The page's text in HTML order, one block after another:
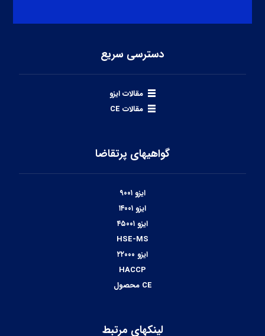
دسترسی سریع
مقالات ایزو
مقالات CE
گواهیهای پرتقاضا
ایزو ۹۰۰۱
ایزو ۱۴۰۰۱
ایزو ۴۵۰۰۱
HSE-MS
ایزو ۲۲۰۰۰
HACCP
CE محصول
لینکهای مرتبط